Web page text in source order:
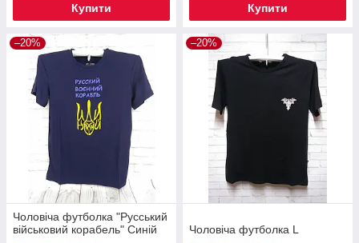
Купити Купити
–20%
Чоловіча футболка "Русський
військовий корабель" Синій
–20%
Чоловіча футболка L